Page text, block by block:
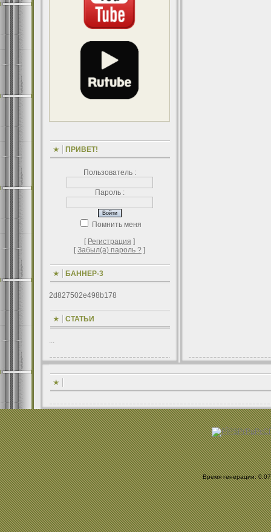
ПРИВЕТ!
Пользователь :
Пароль :
Помнить меня
[ Регистрация ]
[Забыл(а) пароль ? ]
БАННЕР-3
2d827502e498b178
СТАТЬИ
...
Время генерации: